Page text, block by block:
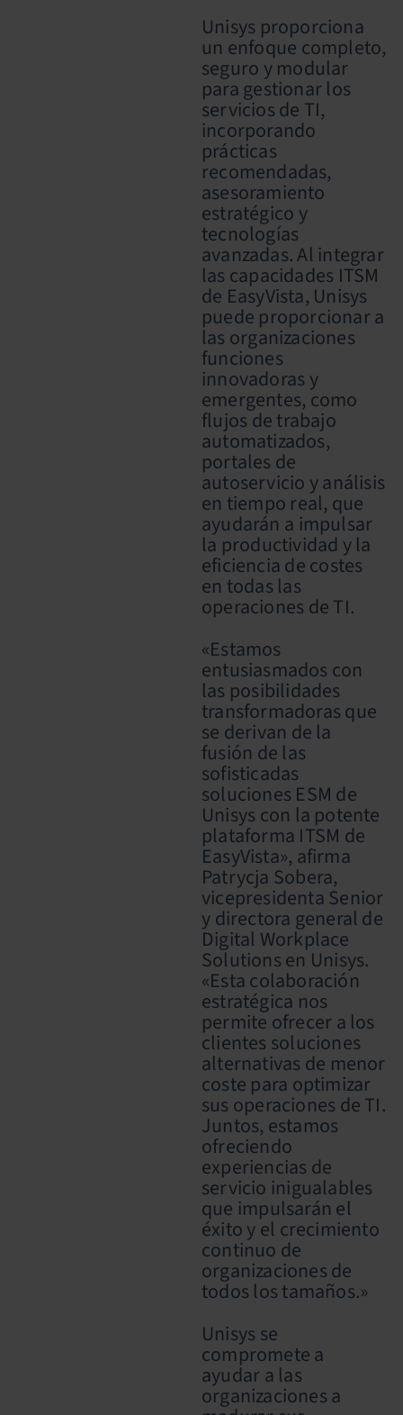
Unisys proporciona
un enfoque completo,
seguro y modular
para gestionar los
servicios de TI,
incorporando
prácticas
recomendadas,
asesoramiento
estratégico y
tecnologías
avanzadas. Al integrar
las capacidades ITSM
de EasyVista, Unisys
puede proporcionar a
las organizaciones
funciones
innovadoras y
emergentes, como
flujos de trabajo
automatizados,
portales de
autoservicio y análisis
en tiempo real, que
ayudarán a impulsar
la productividad y la
eficiencia de costes
en todas las
operaciones de TI.
«Estamos
entusiasmados con
las posibilidades
transformadoras que
se derivan de la
fusión de las
sofisticadas
soluciones ESM de
Unisys con la potente
plataforma ITSM de
EasyVista», afirma
Patrycja Sobera,
vicepresidenta Senior
y directora general de
Digital Workplace
Solutions en Unisys.
«Esta colaboración
estratégica nos
permite ofrecer a los
clientes soluciones
alternativas de menor
coste para optimizar
sus operaciones de TI.
Juntos, estamos
ofreciendo
experiencias de
servicio inigualables
que impulsarán el
éxito y el crecimiento
continuo de
organizaciones de
todos los tamaños.»
Unisys se
compromete a
ayudar a las
organizaciones a